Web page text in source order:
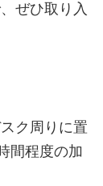
ぜひ取り入
ク周りに置
間程度の加